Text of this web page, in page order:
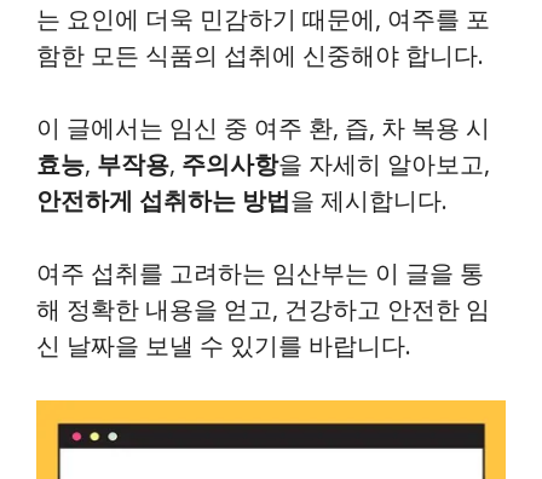
는 요인에 더욱 민감하기 때문에, 여주를 포
함한 모든 식품의 섭취에 신중해야 합니다.
이 글에서는 임신 중 여주 환, 즙, 차 복용 시
효능, 부작용, 주의사항을 자세히 알아보고,
안전하게 섭취하는 방법을 제시합니다.
여주 섭취를 고려하는 임산부는 이 글을 통
해 정확한 내용을 얻고, 건강하고 안전한 임
신 날짜을 보낼 수 있기를 바랍니다.